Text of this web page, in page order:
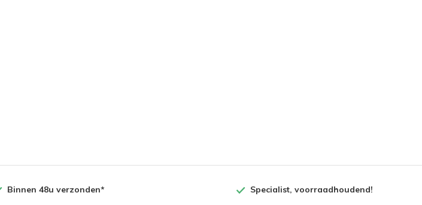
Binnen 48u verzonden* Specialist, voorraadhoudend!